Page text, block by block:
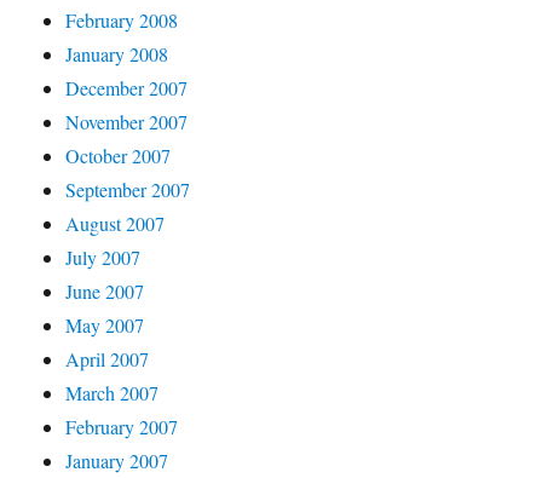
February 2008
January 2008
December 2007
November 2007
October 2007
September 2007
August 2007
July 2007
June 2007
May 2007
April 2007
March 2007
February 2007
January 2007